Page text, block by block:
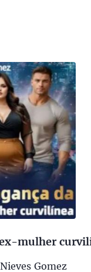
mulher
Nieves Gomez